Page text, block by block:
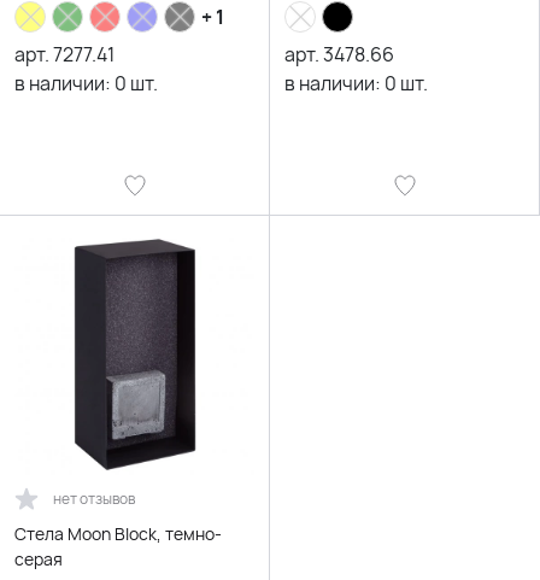
+ 1
арт.7277.41
в наличии: 0 шт.
арт.3478.66
в наличии: 0 шт.
нет отзывов
Стела Moon Block, темно-
серая